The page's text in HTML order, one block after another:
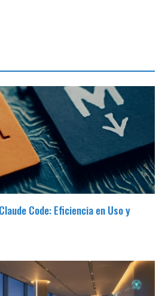
Code: Eficiencia en Uso y